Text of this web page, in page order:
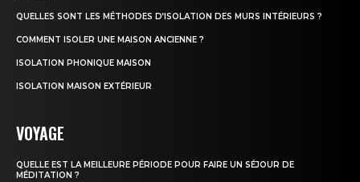
QUELLES SONT LES MÉTHODES D’ISOLATION DES MURS INTÉRIEURS ?
COMMENT ISOLER UNE MAISON ANCIENNE ?
ISOLATION PHONIQUE MAISON
ISOLATION MAISON EXTÉRIEUR
VOYAGE
QUELLE EST LA MEILLEURE PÉRIODE POUR FAIRE UN SÉJOUR DE
MÉDITATION ?